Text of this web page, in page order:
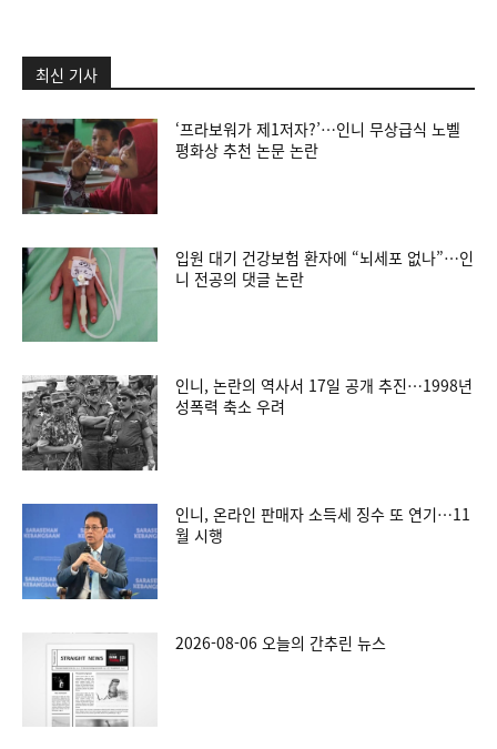
최신 기사
‘프라보워가 제1저자?’…인니 무상급식 노벨
평화상 추천 논문 논란
입원 대기 건강보험 환자에 “뇌세포 없나”…인
니 전공의 댓글 논란
인니, 논란의 역사서 17일 공개 추진…1998년
성폭력 축소 우려
인니, 온라인 판매자 소득세 징수 또 연기…11
월 시행
2026-08-06 오늘의 간추린 뉴스